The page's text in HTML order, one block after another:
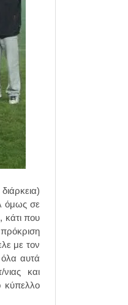
όμως σε
κάτι που
με τον
αυτά
και
κύπελλο